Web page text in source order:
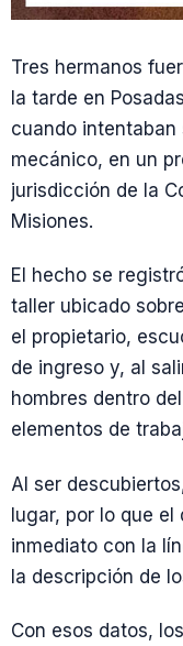
Tres hermanos
la tarde en
cuando
mecánico, en un
jurisdicción de la
Misiones.
El hecho se
taller ubicado
el propietario,
de ingreso y, al
hombres dentro
elementos de
Al ser
lugar, por lo que
inmediato con la
la descripción de
Con esos datos,